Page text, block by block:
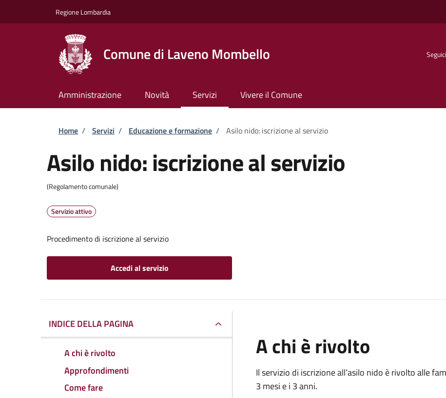
Regione Lombardia
Comune di Laveno Mombello
Amministrazione Novità Servizi Vivere il Comune
Briciole di pane
Home / Servizi / Educazione e formazione / Asilo nido: iscrizione al servizio
Asilo nido: iscrizione al servizio
(Regolamento comunale)
Servizio attivo
Procedimento di iscrizione al servizio
Accedi al servizio
INDICE DELLA PAGINA
A chi è rivolto
Approfondimenti
Come fare
A chi è rivolto
Il servizio di iscrizione all’asilo nido è rivolto alle
3 mesi e i 3 anni.